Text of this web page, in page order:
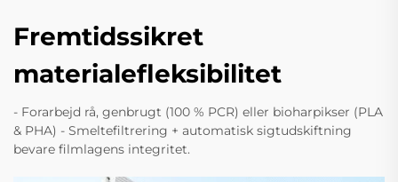
Fremtidssikret
materialefleksibilitet
- Forarbejd rå, genbrugt (100 % PCR) eller bioharpikser (PLA
& PHA) - Smeltefiltrering + automatisk sigtudskiftning
bevare filmlagens integritet.